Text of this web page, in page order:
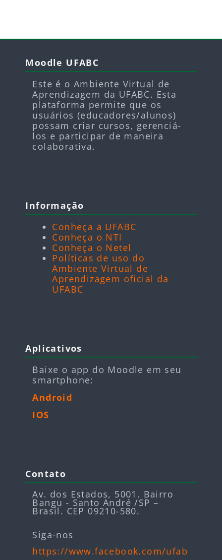
Moodle UFABC
Este é o Ambiente Virtual de
Aprendizagem da UFABC. Esta
plataforma permite que os
usuários (educadores/alunos)
possam criar cursos, gerenciá-
los e participar de maneira
colaborativa.
Informação
Conheça a UFABC
Conheça o NTI
Conheça o Netel
Políticas de uso do
Ambiente Virtual de
Aprendizagem oficial da
UFABC
Aplicativos
Baixe o app do Moodle em seu
smartphone:
Android
IOS
Contato
Av. dos Estados, 5001. Bairro
Bangu - Santo André /SP –
Brasil. CEP 09210-580.
Siga-nos
https://www.facebook.com/ufab